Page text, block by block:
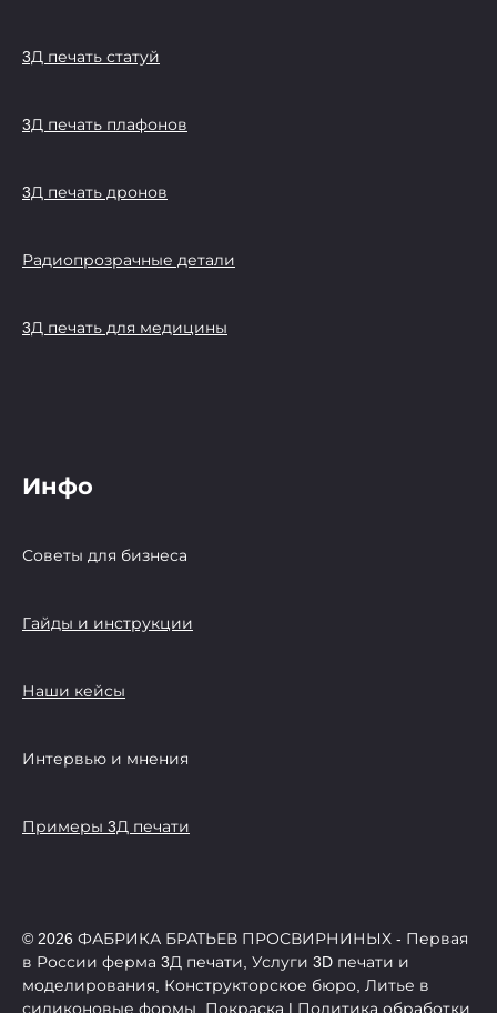
3Д печать статуй
3Д печать плафонов
3Д печать дронов
Радиопрозрачные детали
3Д печать для медицины
Инфо
Советы для бизнеса
Гайды и инструкции
Наши кейсы
Интервью и мнения
Примеры 3Д печати
© 2026 ФАБРИКА БРАТЬЕВ ПРОСВИРНИНЫХ - Первая
в России ферма 3Д печати, Услуги 3D печати и
моделирования, Конструкторское бюро, Литье в
силиконовые формы, Покраска | Политика обработки